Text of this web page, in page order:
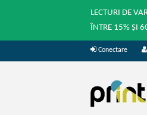
LECTURI DE
ÎNTRE 15% ȘI
Conectare